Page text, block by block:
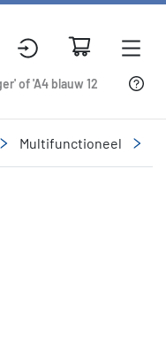
Multifunctioneel